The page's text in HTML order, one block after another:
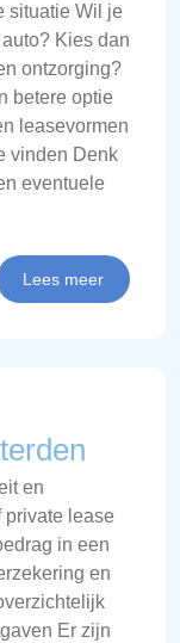
situatie Wil je
Kies dan
ontzorging?
betere optie
leasevormen
vinden Denk
eventuele
Lees meer
en
private lease
in een
en
Er zijn